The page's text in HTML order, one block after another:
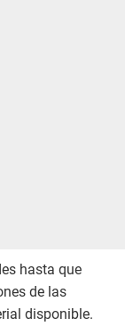
hasta que
de las
disponible.